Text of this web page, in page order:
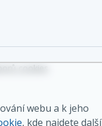
cookies
webu a k jeho
, kde najdete další